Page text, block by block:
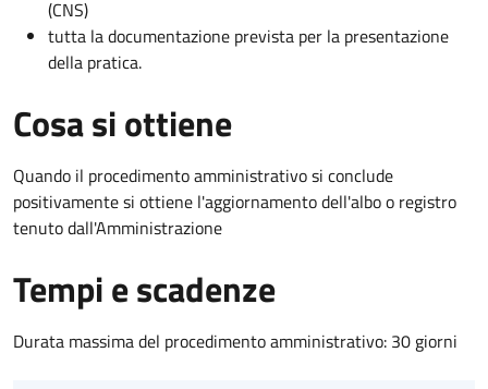
(CNS)
tutta la documentazione prevista per la presentazione
della pratica.
Cosa si ottiene
Quando il procedimento amministrativo si conclude
positivamente si ottiene l'aggiornamento dell'albo o registro
tenuto dall'Amministrazione
Tempi e scadenze
Durata massima del procedimento amministrativo: 30 giorni